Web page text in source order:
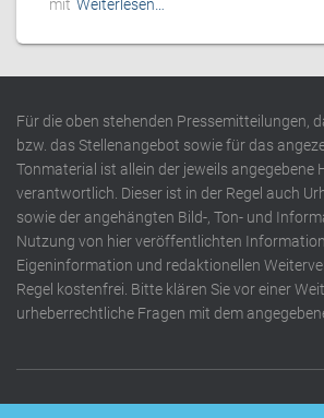
mit Weiterlesen…
Für die oben stehenden Pressemitteilungen,
bzw. das Stellenangebot sowie für das
Tonmaterial ist allein der jeweils angegebene
verantwortlich. Dieser ist in der Regel auch
sowie der angehängten Bild-, Ton- und
Nutzung von hier veröffentlichten
Eigeninformation und redaktionellen
Regel kostenfrei. Bitte klären Sie vor einer
urheberrechtliche Fragen mit dem